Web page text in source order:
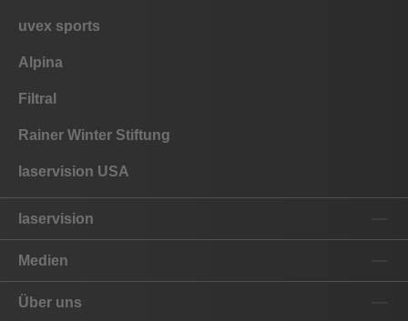
uvex sports
Alpina
Filtral
Rainer Winter Stiftung
laservision USA
laservision
Medien
Über uns